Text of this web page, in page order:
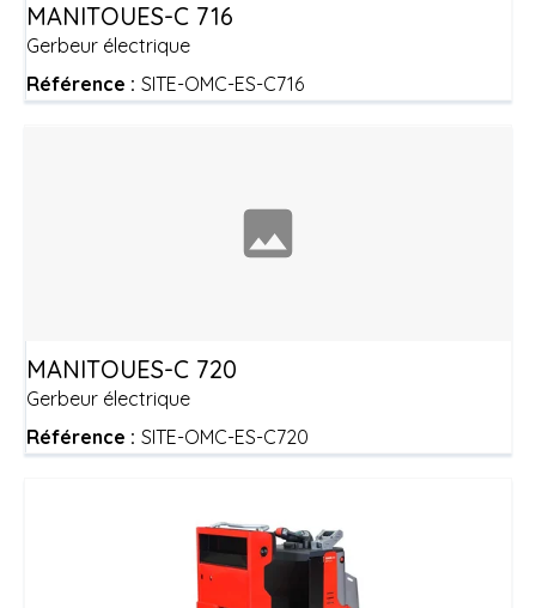
Gerbeur électrique
MANITOUES-C 716
Référence : SITE-OMC-ES-C716
Gerbeur électrique
MANITOUES-C 720
Référence : SITE-OMC-ES-C720